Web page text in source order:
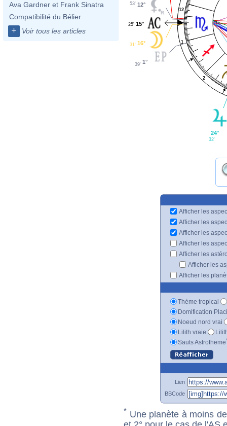
Ava Gardner et Frank Sinatra
Compatibilité du Bélier
+ Voir tous les articles
1
2
12
12°
53'
15°
25'
16°
31'
1°
39'
24°
32'
Afficher les
Afficher les
Afficher les
Afficher les
Afficher les
Afficher les
Afficher les
Thème tropical
Domification
Noeud nord vrai
Lilith vraie
Sauts Astrotheme
Lien
BBCode
* Une planète à moins